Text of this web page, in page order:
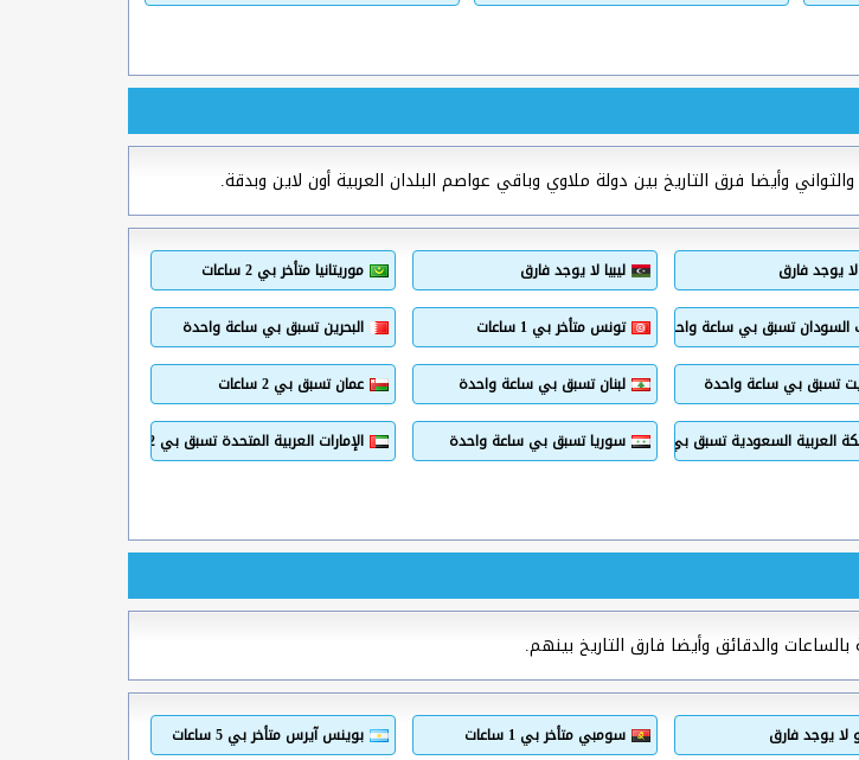
وأيضا فرق التاريخ بين دولة ملاوي وباقي عواصم البلدان العربية أون لاين وبدقة.
يوجد فارق ليبيا لا يوجد فارق موريتانيا متأخر بي 2 ساعات
السودان تسبق بي ساعة واحدة تونس متأخر بي 1 ساعات البحرين تسبق بي ساعة واحدة
تسبق بي ساعة واحدة لبنان تسبق بي ساعة واحدة عمان تسبق بي 2 ساعات
العربية السعودية تسبق بي ساعة واحدةسوريا تسبق بي ساعة واحدة الإمارات العربية المتحدة تسبق بي 2 ساعات
والدقائق وأيضا فارق التاريخ بينهم.
لا يوجد فارق سومبي متأخر بي 1 ساعات بوينس آيرس متأخر بي 5 ساعات